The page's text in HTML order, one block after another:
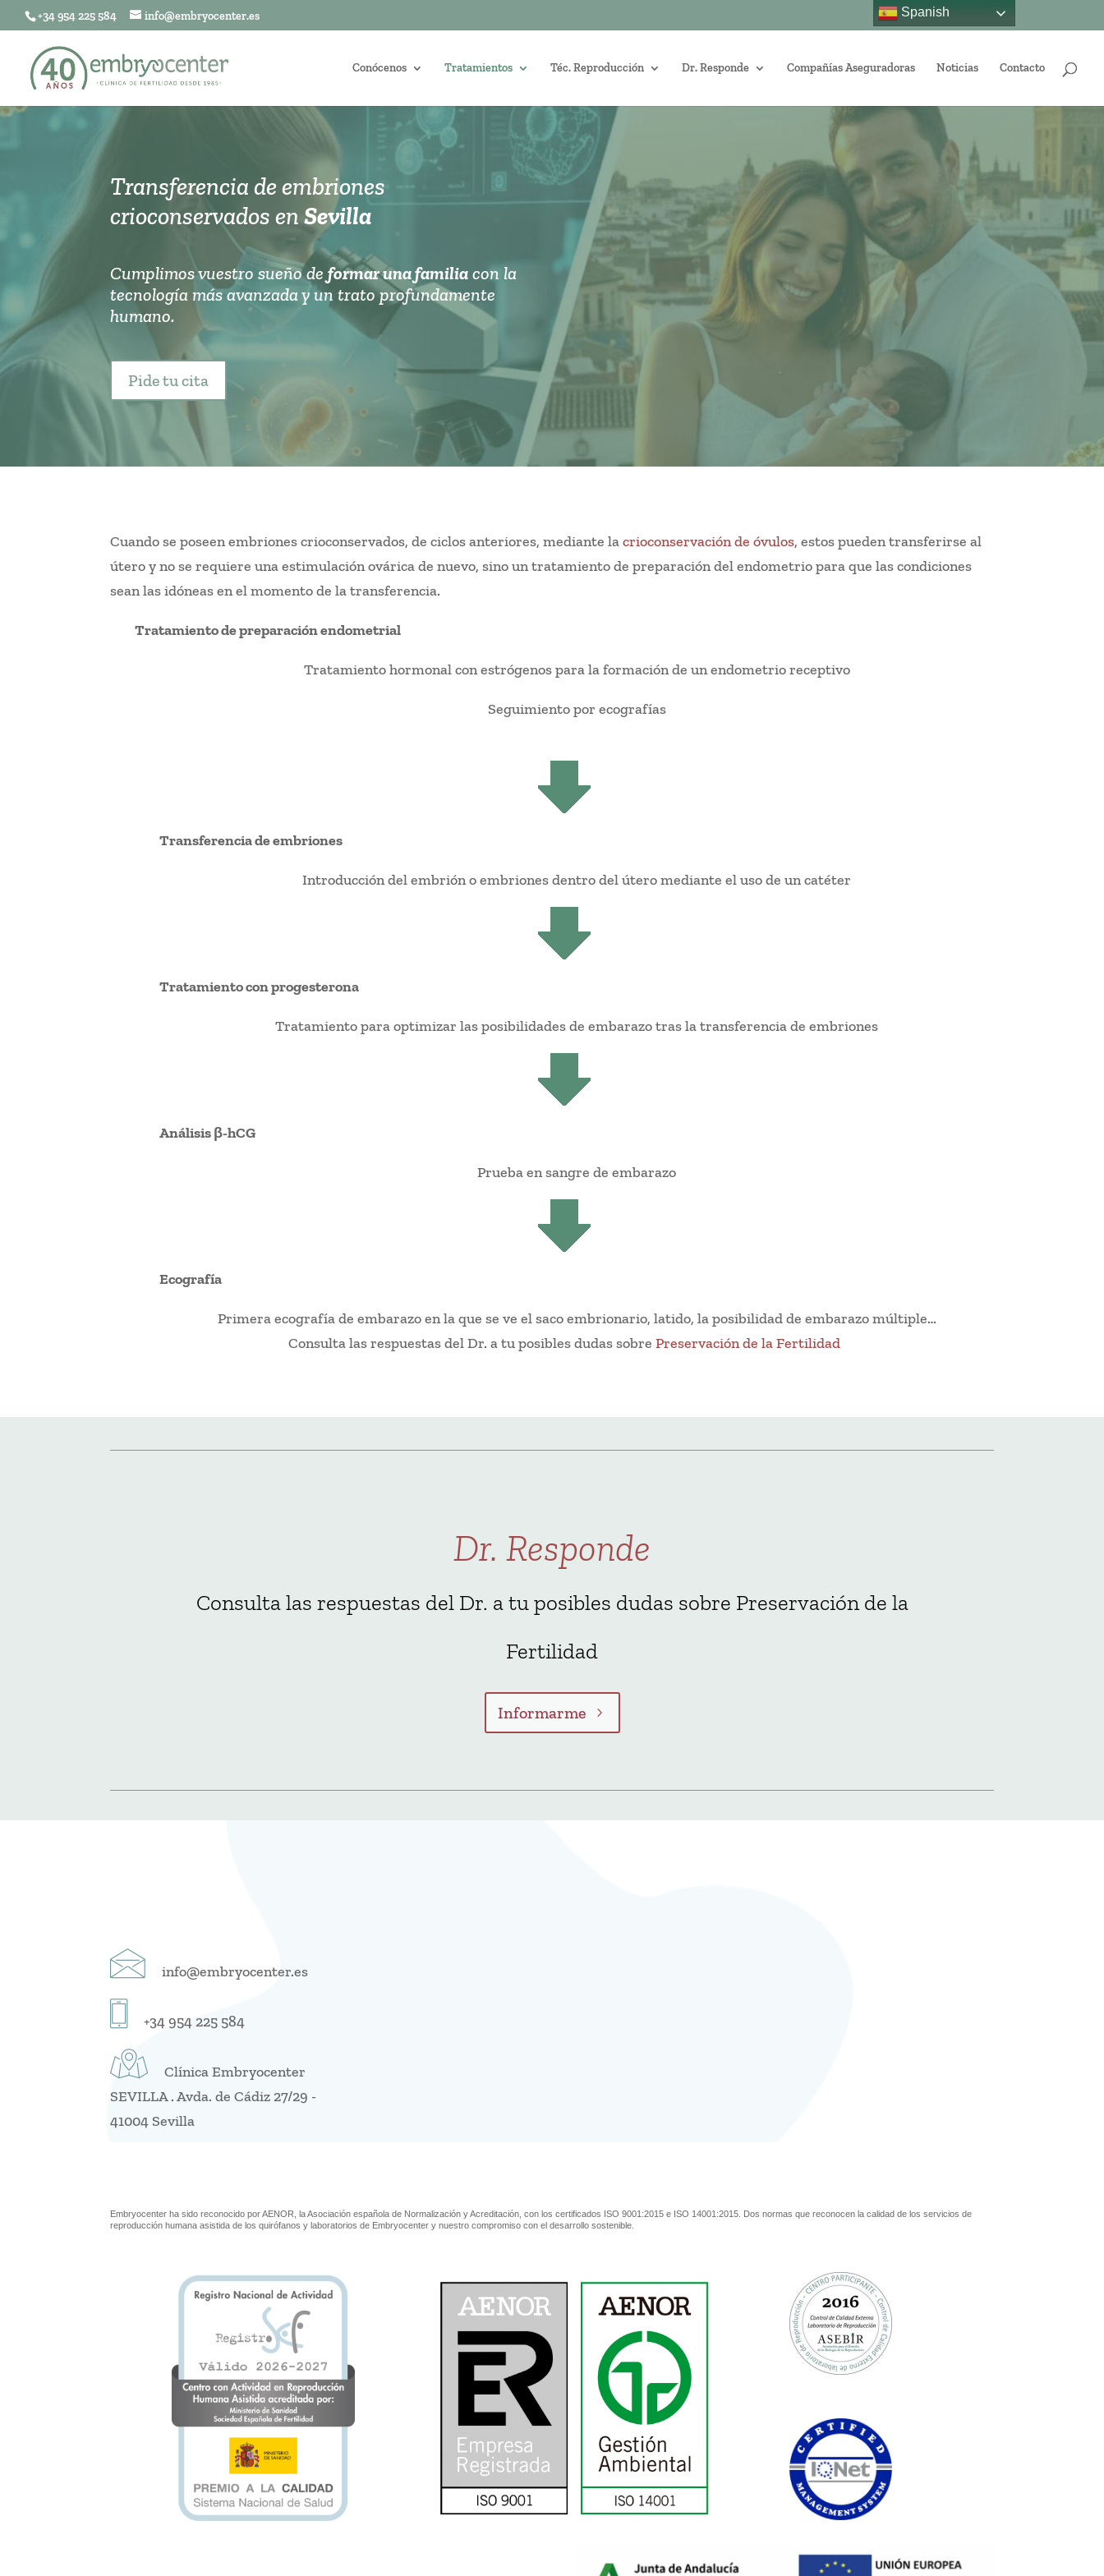
+34 954 225 584 info@embryocenter.es
Conócenos Tratamientos Téc. Reproducción Dr. Responde Compañías Aseguradoras Noticias Contacto
Transferencia de embriones
crioconservados enSevilla
Cumplimos vuestro sueño deformar una familiacon la
tecnología más avanzada y un trato profundamente
humano.
Pide tu cita
Cuando se poseen embriones crioconservados, de ciclos anteriores, mediante lacrioconservación de óvulos, estos pueden transferirse al
útero y no se requiere una estimulación ovárica de nuevo, sino un tratamiento de preparación del endometrio para que las condiciones
sean las idóneas en el momento de la transferencia.
Tratamiento de preparación endometrial
Tratamiento hormonal con estrógenos para la formación de un endometrio receptivo
Seguimiento por ecografías
Transferencia de embriones
Introducción del embrión o embriones dentro del útero mediante el uso de un catéter
Tratamiento con progesterona
Tratamiento para optimizar las posibilidades de embarazo tras la transferencia de embriones
Análisis β-hCG
Prueba en sangre de embarazo
Ecografía
Primera ecografía de embarazo en la que se ve el saco embrionario, latido, la posibilidad de embarazo múltiple…
Consulta las respuestas del Dr. a tu posibles dudas sobre Preservación de la Fertilidad
Dr. Responde
Consulta las respuestas del Dr. a tu posibles dudas sobre Preservación de la
Fertilidad
Informarme
info@embryocenter.es
+34 954 225 584
Clínica Embryocenter
SEVILLA . Avda. de Cádiz 27/29 -
41004 Sevilla
Embryocenter ha sido reconocido por AENOR, la Asociación española de Normalización y Acreditación, con los certificados ISO 9001:2015 e ISO 14001:2015. Dos normas que reconocen la calidad de los servicios de
reproducción humana asistida de los quirófanos y laboratorios de Embryocenter y nuestro compromiso con el desarrollo sostenible.
Spanish